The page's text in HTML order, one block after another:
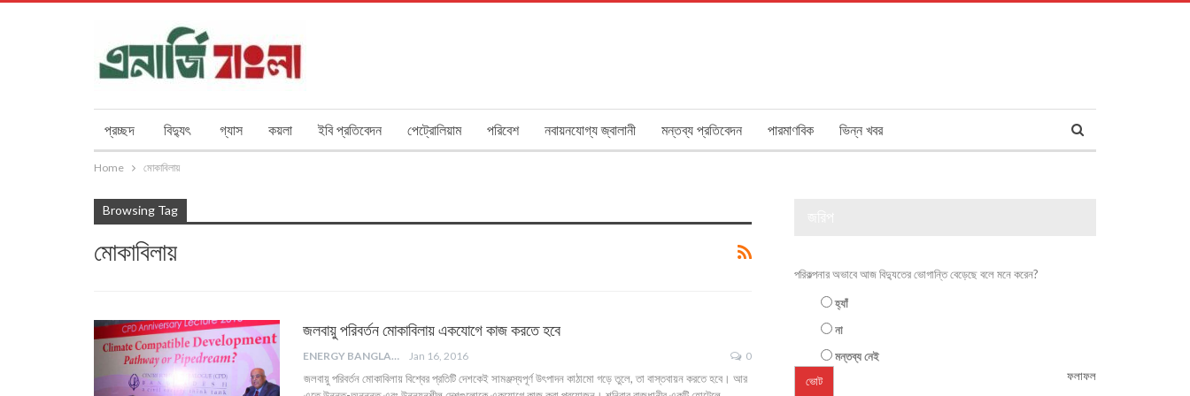
প্রচ্ছদ বিদ্যুৎ গ্যাস কয়লা ইবি প্রতিবেদন পেট্রোলিয়াম পরিবেশ নবায়নযোগ্য জ্বালানী মন্তব্য প্রতিবেদন পারমাণবিক ভিন্ন খবর
Home মোকাবিলায়
Browsing Tag
মোকাবিলায়
জলবায়ু পরিবর্তন মোকাবিলায় একযোগে কাজ করতে হবে
ENERGY BANGLA Jan 16, 2016 0
জলবায়ু পরিবর্তন মোকাবিলায় বিশ্বের প্রতিটি দেশকেই সামঞ্জস্যপূর্ণ উৎপাদন কাঠামো গড়ে তুলে, তা বাস্তবায়ন করতে হবে। আর
পরিকল্পনার অভাবে আজ বিদ্যুতের ভোগান্তি বেড়েছে বলে মনে করেন?
হ্যাঁ
না
মন্তব্য নেই
ফলাফল